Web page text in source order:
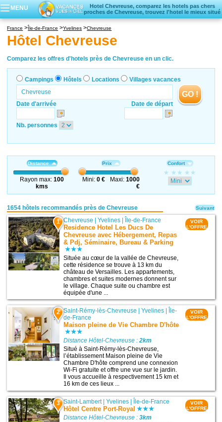
MENU
Hotel Chevreuse, comparez les hotels pas chers
proches de Chevreuse, trouvez l'hotel le mieux situé
Locations vacances
Villages vacances
France Île-de-France Yvelines Chevreuse
Hôtel Chevreuse
Comparez les offres d'hotels près de Chevreuse en un clic.
Campings Hôtels Locations Villages vacances
Date d'arrivée Date de départ
GO !
Nb. personnes
Distance
Rayon max:100
kms
Prix
Mini: 0 € Maxi:1000
€
Confort
1654 hôtels recommandés près de Chevreuse
1 Chevreuse |Yvelines | Île-de-France
Residence Hotel Les Ducs De
Chevreuse avec Hébergement, Repas
& Pdj, Séminaire, Bureau & Parking
Située au cœur de la vallée de Chevreuse,
cette résidence se trouve à 13 km du
château de Versailles. Les appartements,
chambres et suites modernes donnent sur
le village. Chaque suite ou chambre est
équipée d'une ...
VOIR
L'OFFRE
2 Saint-Rémy-lès-Chevreuse |Yvelines
Île-
de-France
Maison pleine de Vie Chambre D'hôte
Distance Hôtel-Chevreuse :2km
Situé à Saint-Rémy-lès-Chevreuse,
l’établissement Maison pleine de Vie
Chambre D'hôte comprend une connexion
Wi-Fi gratuite et offre une vue sur le jardin.
Il vous accueille à respectivement 15 km et
16 km de ces lieux ...
VOIR
L'OFFRE
3 Saint-Lambert|Yvelines Île-de-France
Hôtel Centre Port-Royal
Distance Hôtel-Chevreuse :3km
VOIR
L'OFFRE
Suivant